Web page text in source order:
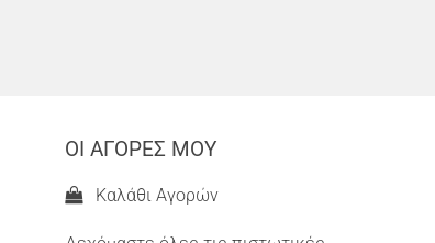
ΟΙ ΑΓΟΡΕΣ ΜΟΥ
Καλάθι Αγορών